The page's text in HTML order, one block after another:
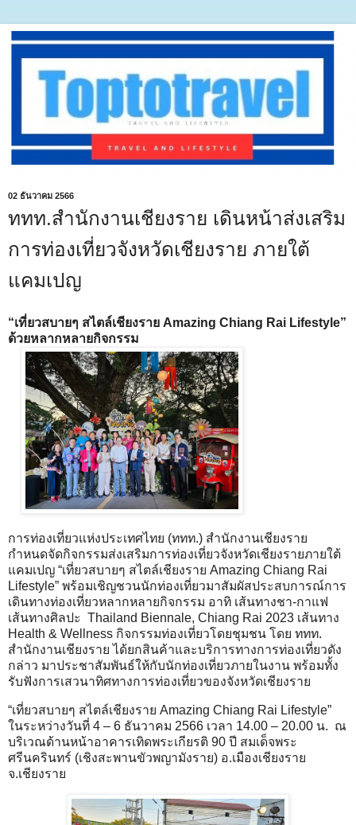
02 ธันวาคม 2566
ททท.สำนักงานเชียงราย เดินหน้าส่งเสริม
การท่องเที่ยวจังหวัดเชียงราย ภายใต้
แคมเปญ
“เที่ยวสบายๆ สไตล์เชียงราย Amazing Chiang Rai Lifestyle”
ด้วยหลากหลายกิจกรรม
การท่องเที่ยวแห่งประเทศไทย (ททท.) สำนักงานเชียงราย
กำหนดจัดกิจกรรมส่งเสริมการท่องเที่ยวจังหวัดเชียงรายภายใต้
แคมเปญ “เที่ยวสบายๆ สไตล์เชียงราย Amazing Chiang Rai
Lifestyle” พร้อมเชิญชวนนักท่องเที่ยวมาสัมผัสประสบการณ์การ
เดินทางท่องเที่ยวหลากหลายกิจกรรม อาทิ เส้นทางชา-กาแฟ
เส้นทางศิลปะ Thailand Biennale, Chiang Rai 2023 เส้นทาง
Health & Wellness กิจกรรมท่องเที่ยวโดยชุมชน โดย ททท.
สำนักงานเชียงราย ได้ยกสินค้าและบริการทางการท่องเที่ยวดัง
กล่าว มาประชาสัมพันธ์ให้กับนักท่องเที่ยวภายในงาน พร้อมทั้ง
รับฟังการเสวนาทิศทางการท่องเที่ยวของจังหวัดเชียงราย
“เที่ยวสบายๆ สไตล์เชียงราย Amazing Chiang Rai Lifestyle”
ในระหว่างวันที่ 4 – 6 ธันวาคม 2566 เวลา 14.00 – 20.00 น. ณ
บริเวณด้านหน้าอาคารเทิดพระเกียรติ 90 ปี สมเด็จพระ
ศรีนครินทร์ (เชิงสะพานขัวพญามังราย) อ.เมืองเชียงราย
จ.เชียงราย